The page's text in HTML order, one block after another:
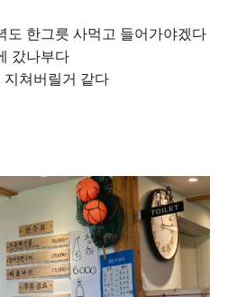
도 한그릇 사먹고 들어가야겠다
갔나부다
지쳐버릴거 같다